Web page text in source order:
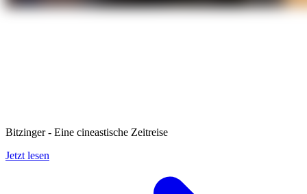
Bitzinger - Eine cineastische Zeitreise
Jetzt lesen